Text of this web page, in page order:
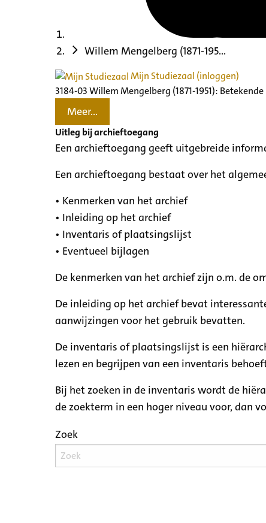
Willem Mengelberg (1871-195...
Mijn Studiezaal (inloggen)
3184-03 Willem Mengelberg (1871-1951):
Meer...
Uitleg bij archieftoegang
Een archieftoegang geeft uitgebreide
Een archieftoegang bestaat over het
• Kenmerken van het archief
• Inleiding op het archief
• Inventaris of plaatsingslijst
• Eventueel bijlagen
De kenmerken van het archief zijn o.m. de
De inleiding op het archief bevat
aanwijzingen voor het gebruik bevatten.
De inventaris of plaatsingslijst is een
lezen en begrijpen van een inventaris
Bij het zoeken in de inventaris wordt de
de zoekterm in een hoger niveau voor, dan
Zoek